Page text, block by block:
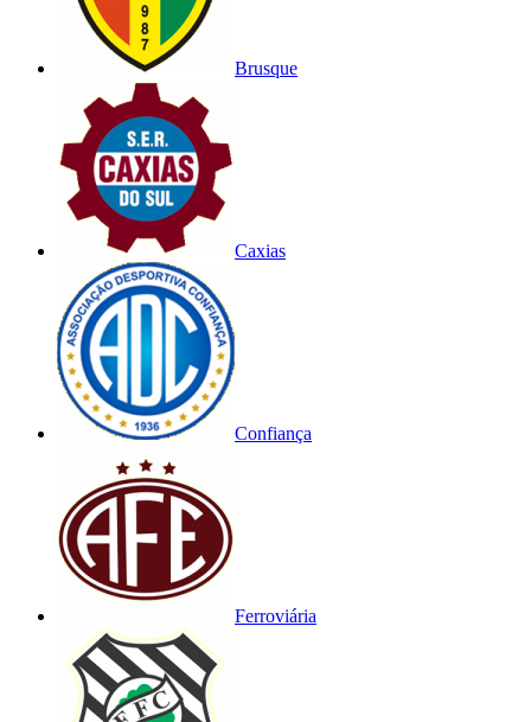
Brusque
Caxias
Confiança
Ferroviária